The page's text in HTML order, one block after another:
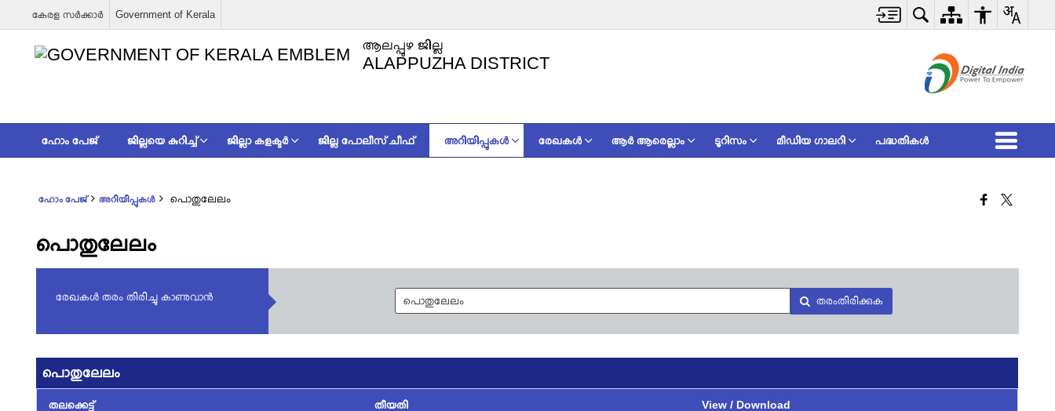
കേരള സര്‍ക്കാര്‍ Government of Kerala
ആലപ്പുഴ ജില്ല
ALAPPUZHA DISTRICT
ഹോം പേജ് ജില്ലയെ കുറിച്ച് ജില്ലാ കളക്ടര്‍ ജില്ല പോലീസ് ചീഫ് അറിയിപ്പുകൾ രേഖകള്‍ ആർ ആരെല്ലാം ടൂറിസം മീഡിയ ഗാലറി പദ്ധതികള്‍
ഹോം പേജ് അറിയിപ്പുകൾ പൊതുലേലം
പൊതുലേലം
രേഖകൾ തരം തിരിച്ചു കാണുവാൻ തരംതിരിക്കുക
പൊതുലേലം
തലക്കെട്ട് തീയതി View / Download